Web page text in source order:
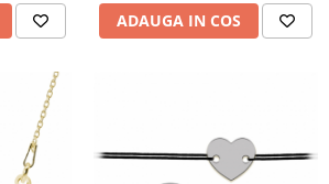
ADAUGA IN COS